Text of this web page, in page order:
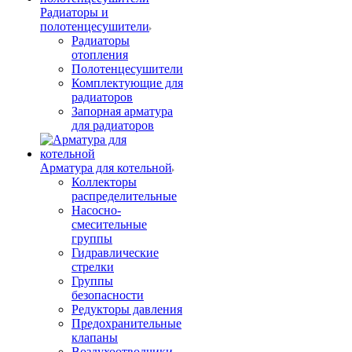
Радиаторы и
полотенцесушители
Радиаторы
отопления
Полотенцесушители
Комплектующие для
радиаторов
Запорная арматура
для радиаторов
Арматура для котельной
Коллекторы
распределительные
Насосно-
смесительные
группы
Гидравлические
стрелки
Группы
безопасности
Редукторы давления
Предохранительные
клапаны